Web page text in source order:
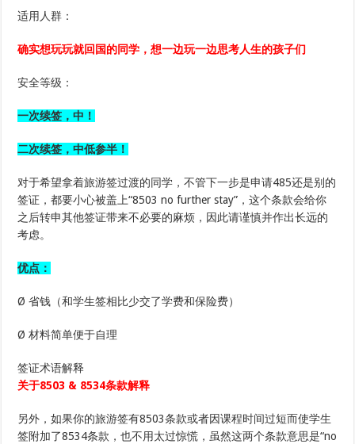
适用人群：
确实想玩玩就回国的同学，想一边玩一边思考人生的孩子们
安全等级：
一次续签，中！
二次续签，中低参半！
对于希望拿着旅游签过渡的同学，不管下一步是申请485还是别的
签证，都要小心被盖上“8503 no further stay”，这个条款会给你
之后转申其他签证带来不必要的麻烦，因此请谨慎并作出长远的
考虑。
优点：
Ø 省钱（和学生签相比少交了学费和保险费）
Ø 材料简单便于自理
签证术语解释
关于8503 & 8534条款解释
另外，如果你的旅游签有8503条款或者因课程时间过短而使学生
签附加了8534条款，也不用太过惊慌，虽然这两个条款意思是“no